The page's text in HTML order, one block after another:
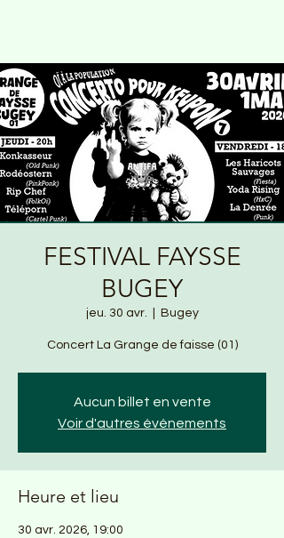
FESTIVAL FAYSSE
BUGEY
jeu. 30 avr. Bugey
Concert La Grange de faisse (01)
Aucun billet en vente
Voir d'autres événements
Heure et lieu
30 avr. 2026, 19:00